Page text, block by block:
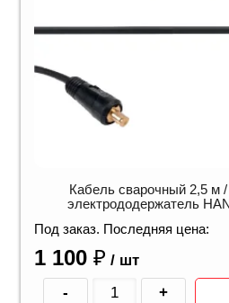
Кабель сварочный 2,5 м
электрододержатель
Под заказ. Последняя цена:
1 100 ₽ / шт
- +